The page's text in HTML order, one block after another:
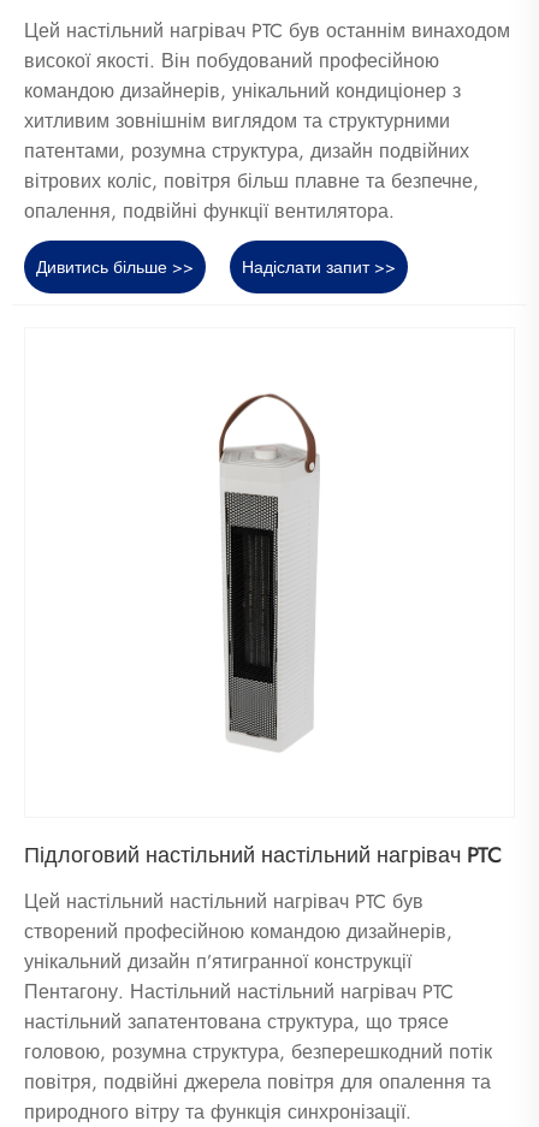
Цей настільний нагрівач PTC був останнім винаходом
високої якості. Він побудований професійною
командою дизайнерів, унікальний кондиціонер з
хитливим зовнішнім виглядом та структурними
патентами, розумна структура, дизайн подвійних
вітрових коліс, повітря більш плавне та безпечне,
опалення, подвійні функції вентилятора.
Дивитись більше >> Надіслати запит >>
Підлоговий настільний настільний нагрівач PTC
Цей настільний настільний нагрівач PTC був
створений професійною командою дизайнерів,
унікальний дизайн п’ятигранної конструкції
Пентагону. Настільний настільний нагрівач PTC
настільний запатентована структура, що трясе
головою, розумна структура, безперешкодний потік
повітря, подвійні джерела повітря для опалення та
природного вітру та функція синхронізації.